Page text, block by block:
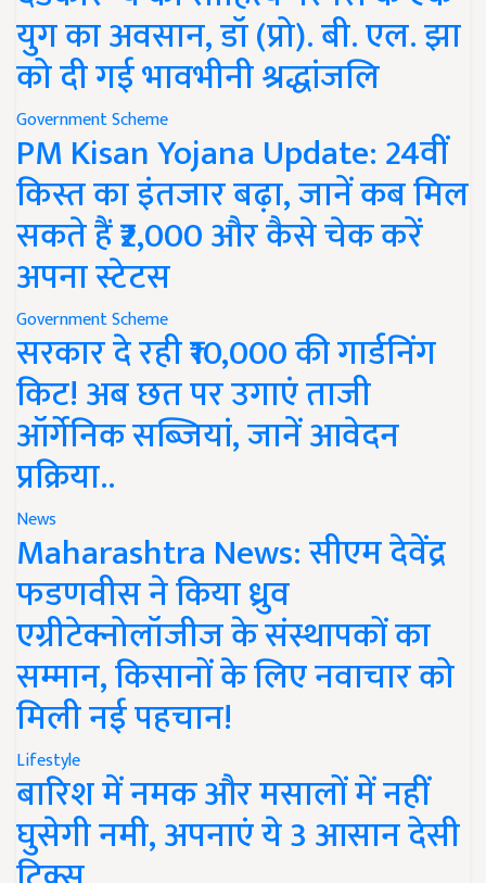
युग का अवसान, डॉ (प्रो). बी. एल. झा
को दी गई भावभीनी श्रद्धांजलि
Government Scheme
PM Kisan Yojana Update: 24वीं
किस्त का इंतजार बढ़ा, जानें कब मिल
सकते हैं ₹2,000 और कैसे चेक करें
अपना स्टेटस
Government Scheme
सरकार दे रही ₹10,000 की गार्डनिंग
किट! अब छत पर उगाएं ताजी
ऑर्गेनिक सब्जियां, जानें आवेदन
प्रक्रिया..
News
Maharashtra News: सीएम देवेंद्र
फडणवीस ने किया ध्रुव
एग्रीटेक्नोलॉजीज के संस्थापकों का
सम्मान, किसानों के लिए नवाचार को
मिली नई पहचान!
Lifestyle
बारिश में नमक और मसालों में नहीं
घुसेगी नमी, अपनाएं ये 3 आसान देसी